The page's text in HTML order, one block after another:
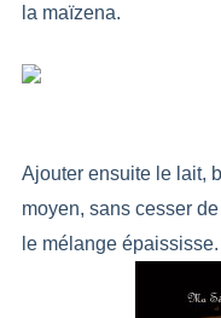
la maïzena.
Ajouter ensuite le lait,
moyen, sans cesser
le mélange épaississe.